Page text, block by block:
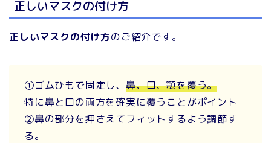
正しいマスクの付け方
正しいマスクの付け方のご紹介です。
①ゴムひもで固定し、 鼻、口、顎を覆う。
特に鼻と口の両方を確実に覆うことがポイント
②鼻の部分を押さえてフィットするよう調節す
る。